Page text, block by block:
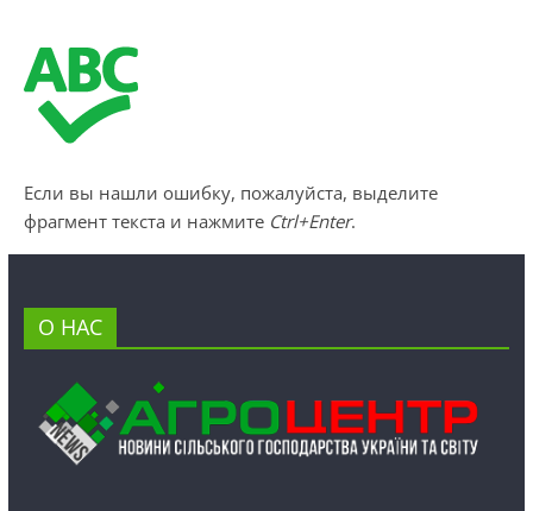
Если вы нашли ошибку, пожалуйста, выделите
фрагмент текста и нажмите Ctrl+Enter.
О НАС